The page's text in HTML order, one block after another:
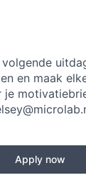
en maak
je
Apply now